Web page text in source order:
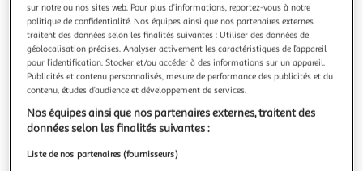
Profitez dessoldes sur la maroquinerie et la bagageriesur
Auchan.fr. Les premiers arrivés seront les premiers servis.
A la recherche d'un sac pas cher, d'une sacoche pour ordinateur, d'un
cartable ou d'une valise au meilleur prix ? En matière de bagagerie
et de sacs, nos soldes d'été vous donneront l’embarras du choix.
Cette année, les soldes d'hiver débuteront
En faisant vos soldes chez Auchan vous êtes sûr de profiter de
bonnes affaires et de promotions exceptionnelles sur un grand
nombre de produit. Profitez-en pour enrichir votre collection de
sacs à main, acheter une valise cabine pour votre prochain voyage
sur notre ou nos sites web. Pour plus d’informations, reportez-vous à notre
politique de confidentialité. Nos équipes ainsi que nos partenaires externes
traitent des données selon les finalités suivantes : Utiliser des données de
géolocalisation précises. Analyser activement les caractéristiques de l’appareil
pour l’identification. Stocker et/ou accéder à des informations sur un appareil.
Publicités et contenu personnalisés, mesure de performance des publicités et du
contenu, études d’audience et développement de services.
Nos équipes ainsi que nos partenaires externes, traitent des
données selon les finalités suivantes :
Liste de nos partenaires (fournisseurs)